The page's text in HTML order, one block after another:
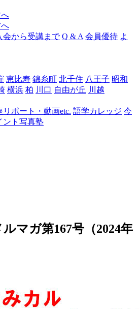
チ
語
カ
会から受講まで Q & A 会員優待 よ
恵比寿 錦糸町 北千住 八王子 昭和
横浜 柏 川口 自由が丘 川越
リポート・動画etc. 語学カレッジ 今
ント写真塾
マガ第167号（2024年